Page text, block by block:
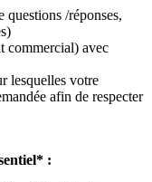
/réponses,
commercial) avec
lesquelles votre
afin de respecter
: